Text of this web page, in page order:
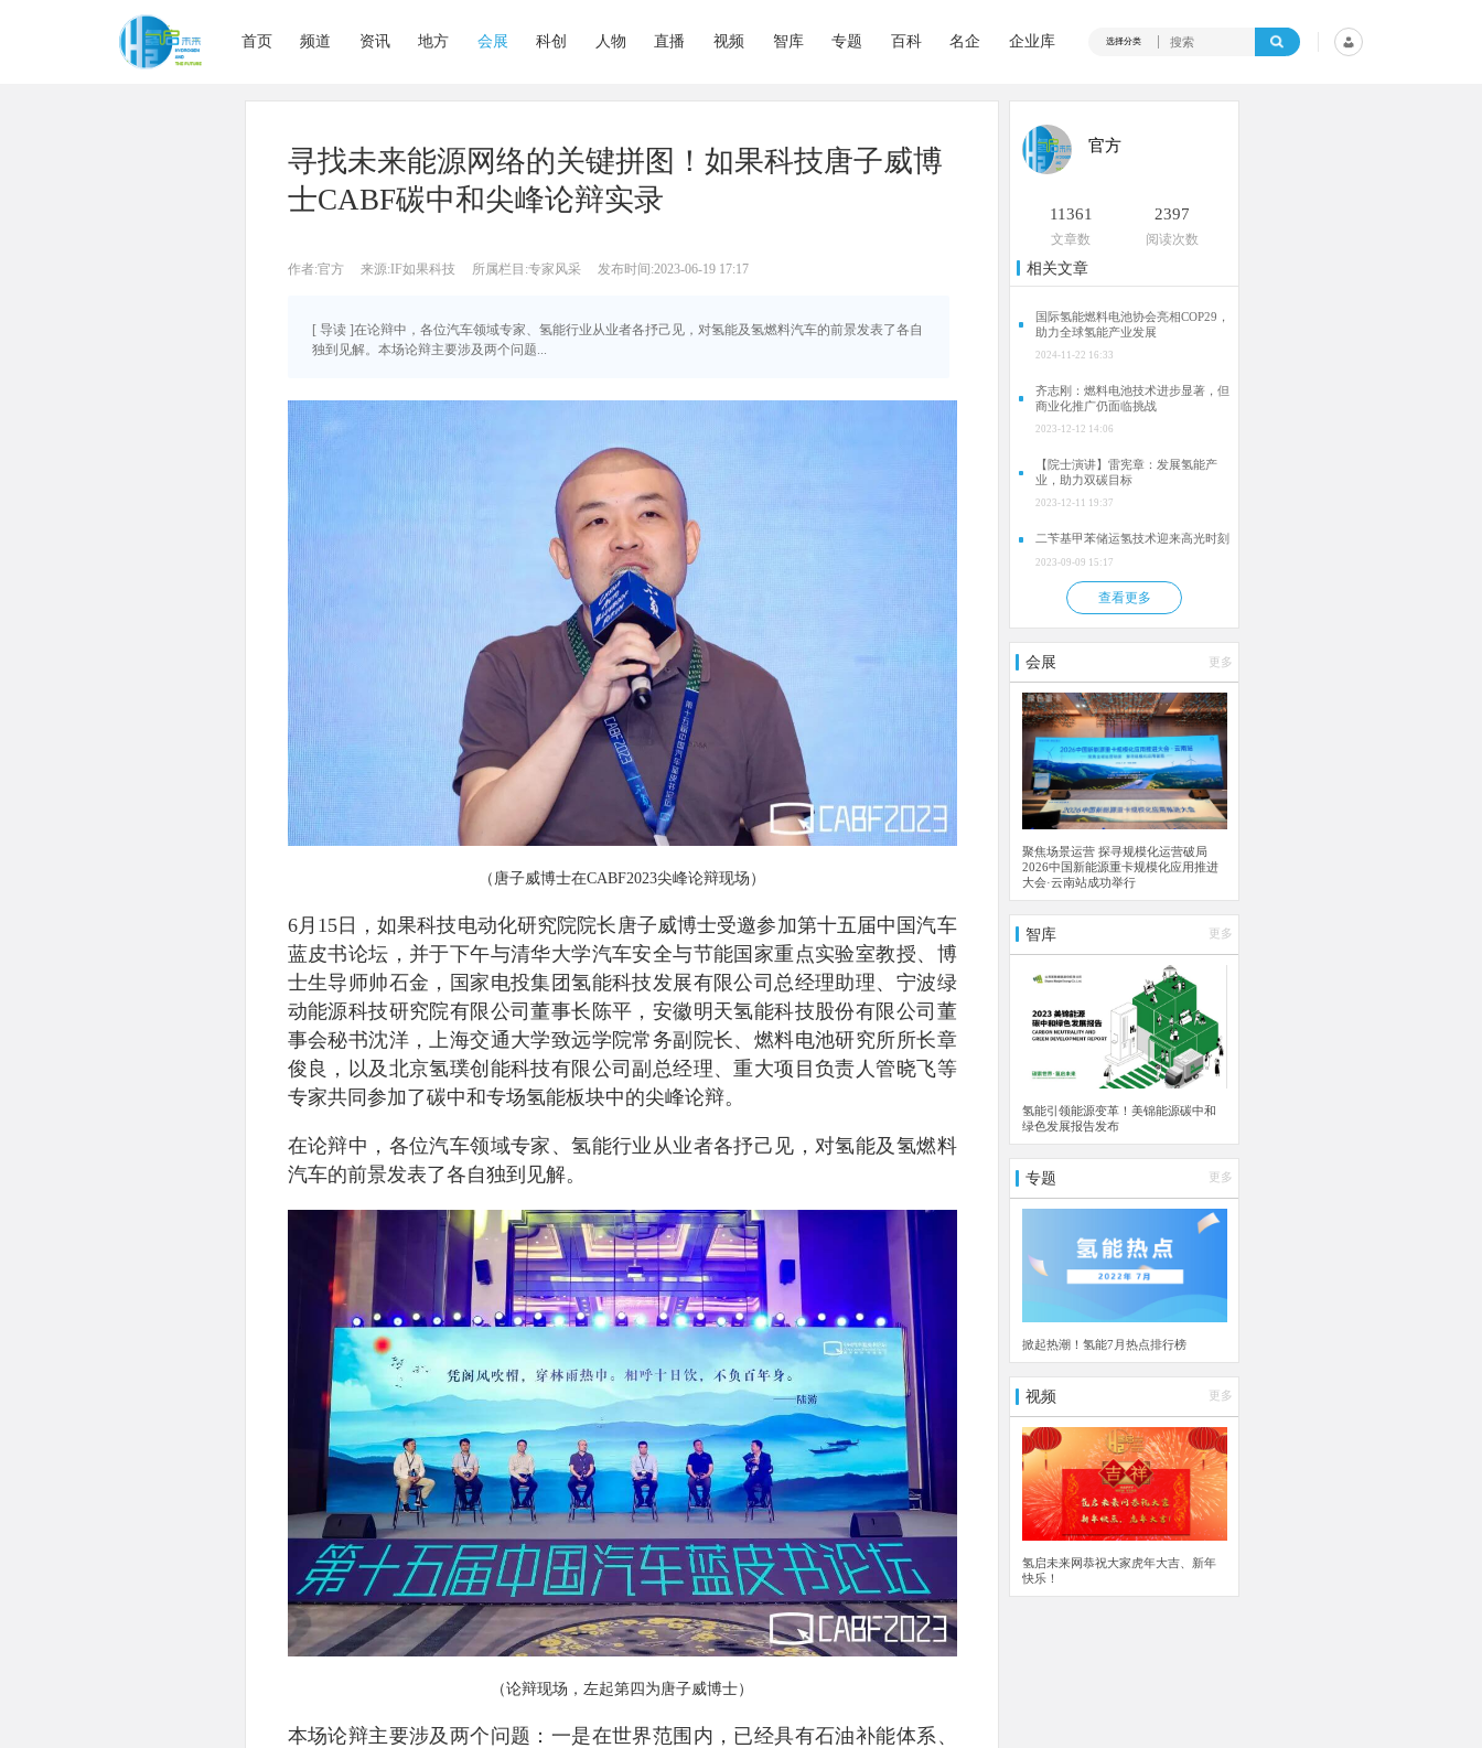
首页 频道 资讯 地方 会展 科创 人物 直播 视频 智库 专题 百科 名企 企业库 选择分类
寻找未来能源网络的关键拼图！如果科技唐子威博
士CABF碳中和尖峰论辩实录
作者:官方 来源:IF如果科技 所属栏目:专家风采 发布时间:2023-06-19 17:17
[ 导读 ]在论辩中，各位汽车领域专家、氢能行业从业者各抒己见，对氢能及氢燃料汽车的前景发表了各自
独到见解。本场论辩主要涉及两个问题...
（唐子威博士在CABF2023尖峰论辩现场）
6月15日，如果科技电动化研究院院长唐子威博士受邀参加第十五届中国汽车
蓝皮书论坛，并于下午与清华大学汽车安全与节能国家重点实验室教授、博
士生导师帅石金，国家电投集团氢能科技发展有限公司总经理助理、宁波绿
动能源科技研究院有限公司董事长陈平，安徽明天氢能科技股份有限公司董
事会秘书沈洋，上海交通大学致远学院常务副院长、燃料电池研究所所长章
俊良，以及北京氢璞创能科技有限公司副总经理、重大项目负责人管晓飞等
专家共同参加了碳中和专场氢能板块中的尖峰论辩。
在论辩中，各位汽车领域专家、氢能行业从业者各抒己见，对氢能及氢燃料
汽车的前景发表了各自独到见解。
（论辩现场，左起第四为唐子威博士）
本场论辩主要涉及两个问题：一是在世界范围内，已经具有石油补能体系、
官方
11361
文章数
2397
阅读次数
相关文章
国际氢能燃料电池协会亮相COP29，
助力全球氢能产业发展
2024-11-22 16:33
齐志刚：燃料电池技术进步显著，但
商业化推广仍面临挑战
2023-12-12 14:06
【院士演讲】雷宪章：发展氢能产
业，助力双碳目标
2023-12-11 19:37
二苄基甲苯储运氢技术迎来高光时刻
2023-09-09 15:17
查看更多
会展 更多
聚焦场景运营 探寻规模化运营破局
2026中国新能源重卡规模化应用推进
大会·云南站成功举行
智库 更多
氢能引领能源变革！美锦能源碳中和
绿色发展报告发布
专题 更多
掀起热潮！氢能7月热点排行榜
视频 更多
氢启未来网恭祝大家虎年大吉、新年
快乐！